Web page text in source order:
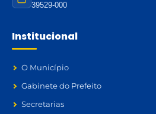
39529-000
Institucional
O Município
Gabinete do Prefeito
Secretarias